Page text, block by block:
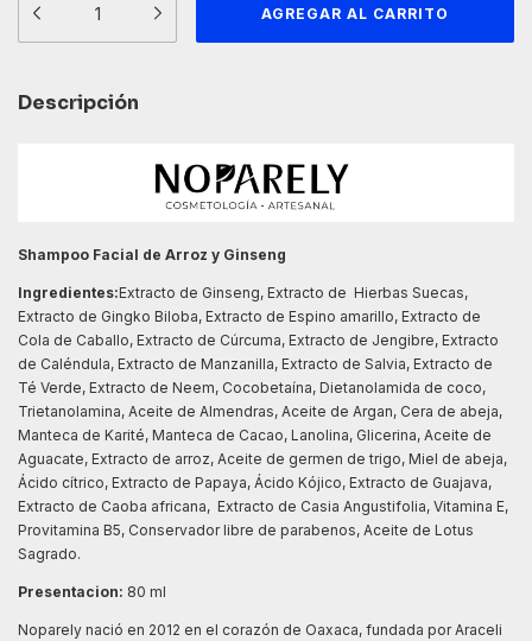
Descripción
Shampoo Facial de Arroz y Ginseng
Ingredientes:Extracto de Ginseng, Extracto de Hierbas Suecas,
Extracto de Gingko Biloba, Extracto de Espino amarillo, Extracto de
Cola de Caballo, Extracto de Cúrcuma, Extracto de Jengibre, Extracto
de Caléndula, Extracto de Manzanilla, Extracto de Salvia, Extracto de
Té Verde, Extracto de Neem, Cocobetaína, Dietanolamida de coco,
Trietanolamina, Aceite de Almendras, Aceite de Argan, Cera de abeja,
Manteca de Karité, Manteca de Cacao, Lanolina, Glicerina, Aceite de
Aguacate, Extracto de arroz, Aceite de germen de trigo, Miel de abeja,
Ácido cítrico, Extracto de Papaya, Ácido Kójico, Extracto de Guajava,
Extracto de Caoba africana, Extracto de Casia Angustifolia, Vitamina E,
Provitamina B5, Conservador libre de parabenos, Aceite de Lotus
Sagrado.
Presentacion: 80 ml
Noparely nació en 2012 en el corazón de Oaxaca, fundada por Araceli